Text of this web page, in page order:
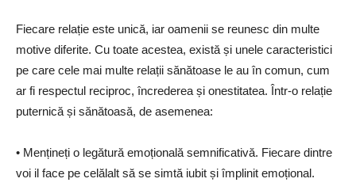
Fiecare relație este unică, iar oamenii se reunesc din multe
motive diferite. Cu toate acestea, există și unele caracteristici
pe care cele mai multe relații sănătoase le au în comun, cum
ar fi respectul reciproc, încrederea și onestitatea. Într-o relație
puternică și sănătoasă, de asemenea:
• Mențineți o legătură emoțională semnificativă. Fiecare dintre
voi il face pe celălalt să se simtă iubit și împlinit emoțional.